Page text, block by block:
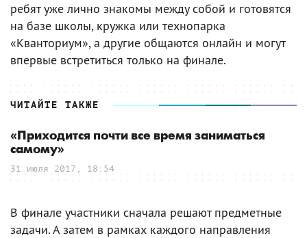
ребят уже лично знакомы между собой и готовятся
на базе школы, кружка или технопарка
«Кванториум», а другие общаются онлайн и могут
впервые встретиться только на финале.
ЧИТАЙТЕ ТАКЖЕ
«Приходится почти все время заниматься
самому»
31 июля 2017, 18:54
В финале участники сначала решают предметные
задачи. А затем в рамках каждого направления